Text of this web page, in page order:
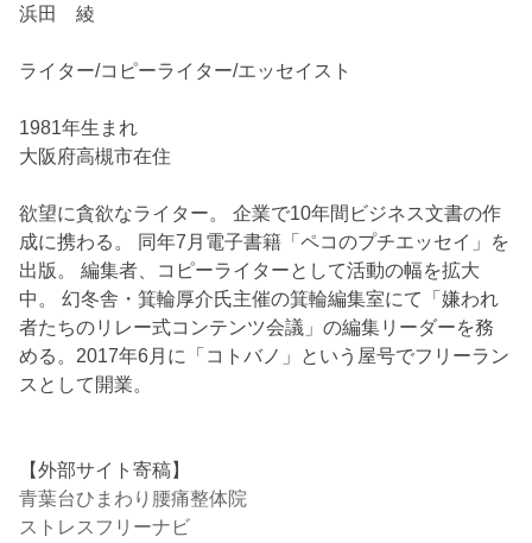
浜田 綾
ライター/コピーライター/エッセイスト
1981年生まれ
大阪府高槻市在住
欲望に貪欲なライター。 企業で10年間ビジネス文書の作
成に携わる。 同年7月電子書籍「ペコのプチエッセイ」を
出版。 編集者、コピーライターとして活動の幅を拡大
中。 幻冬舎・箕輪厚介氏主催の箕輪編集室にて「嫌われ
者たちのリレー式コンテンツ会議」の編集リーダーを務
める。2017年6月に「コトバノ」という屋号でフリーラン
スとして開業。
【外部サイト寄稿】
青葉台ひまわり腰痛整体院
ストレスフリーナビ